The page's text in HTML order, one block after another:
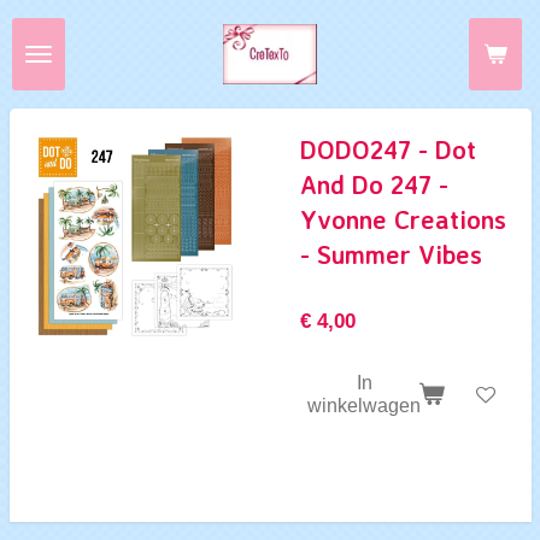
Ga
direct
de
hoofdinhoud
DODO247 - Dot
And Do 247 -
Yvonne Creations
- Summer Vibes
€ 4,00
In
winkelwagen